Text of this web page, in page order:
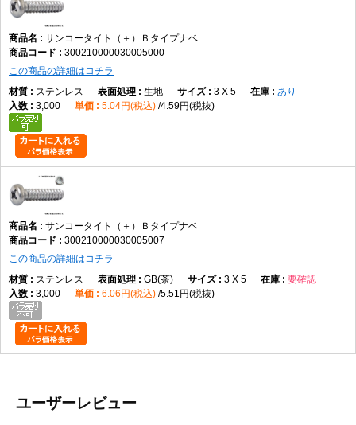
サンコータイト（＋）Ｂタイプナベ
300210000030005000
この商品の詳細はコチラ
ステンレス
生地 3 X 5
あり
3,000
5.04円(税込) 4.59円(税抜)
サンコータイト（＋）Ｂタイプナベ
300210000030005007
この商品の詳細はコチラ
ステンレス
GB(茶) 3 X 5
要確認
3,000
6.06円(税込) 5.51円(税抜)
ユーザーレビュー